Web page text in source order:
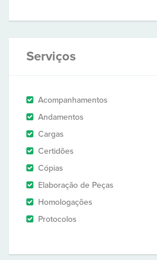
Serviços
Acompanhamentos
Andamentos
Cargas
Certidões
Cópias
Elaboração de Peças
Homologações
Protocolos